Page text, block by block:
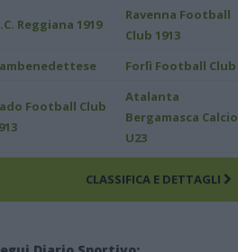
Reggiana 1919
Ravenna Football
Club 1913
Forlì Football Club
Football Club
Atalanta
Bergamasca Calcio
U23
CLASSIFICA E DETTAGLI